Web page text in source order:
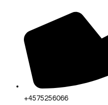
+4575256066